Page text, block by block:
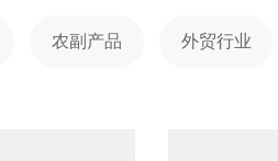
农副产品 外贸行业